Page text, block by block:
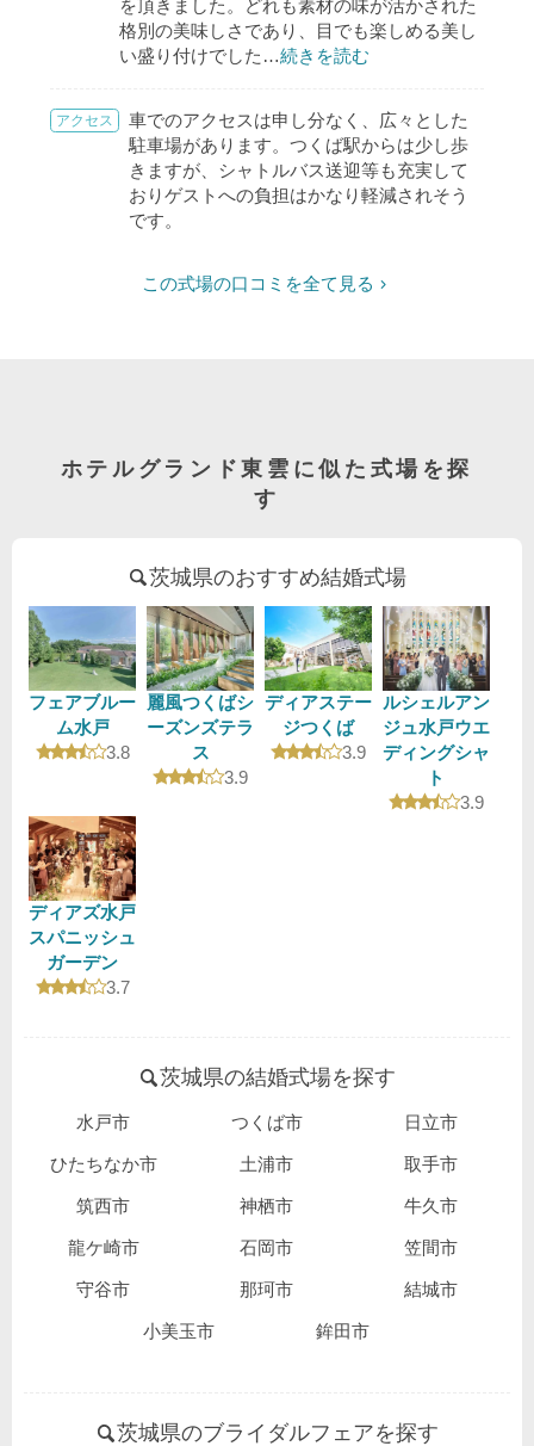
を頂きました。どれも素材の味が活かされた
格別の美味しさであり、目でも楽しめる美し
い盛り付けでした …続きを読む
アクセス
車でのアクセスは申し分なく、広々とした
駐車場があります。つくば駅からは少し歩
きますが、シャトルバス送迎等も充実して
おりゲストへの負担はかなり軽減されそう
です。
この式場の口コミを全て見る
ホテルグランド東雲に似た式場を探
す
茨城県のおすすめ結婚式場
フェアブルー
ム水戸
口コミ評価
3.8
麗風つくばシ
ーズンズテラ
ス
口コミ評価
3.9
ディアステー
ジつくば
口コミ評価
3.9
ルシェルアン
ジュ水戸ウエ
ディングシャ
ト
口コミ評
3.9
ディアズ水戸
スパニッシュ
ガーデン
口コミ評価
3.7
茨城県の結婚式場を探す
水戸市 つくば市 日立市
ひたちなか市 土浦市 取手市
筑西市 神栖市 牛久市
龍ケ崎市 石岡市 笠間市
守谷市 那珂市 結城市
小美玉市 鉾田市
茨城県のブライダルフェアを探す